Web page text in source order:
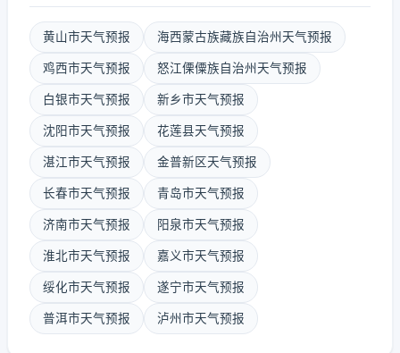
黄山市天气预报 海西蒙古族藏族自治州天气预报
鸡西市天气预报 怒江傈僳族自治州天气预报
白银市天气预报 新乡市天气预报
沈阳市天气预报 花莲县天气预报
湛江市天气预报 金普新区天气预报
长春市天气预报 青岛市天气预报
济南市天气预报 阳泉市天气预报
淮北市天气预报 嘉义市天气预报
绥化市天气预报 遂宁市天气预报
普洱市天气预报 泸州市天气预报